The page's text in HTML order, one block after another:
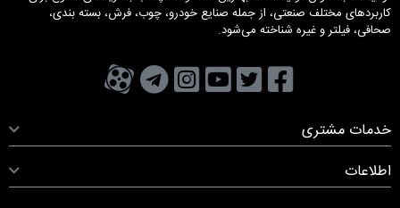
کاربردهای مختلف صنعتی، از جمله صنایع خودرو، چوب، فرش، بسته بندی،
صحافی، فیلتر و غیره شناخته می‌شود.
فیسبوک
تویتریوتیوب
صفحهکانال تلگرام
کانال آپارات
خدمات مشتری
اطلاعات